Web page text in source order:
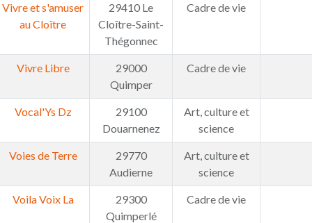
Vivre et s'amuser
au Cloître
29410 Le
Cloître-Saint-
Thégonnec
Cadre de vie
Vivre Libre
29000
Quimper
Cadre de vie
Vocal'Ys Dz
29100
Douarnenez
Art, culture et
science
Voies de Terre
29770
Audierne
Art, culture et
science
Voila Voix La
29300
Quimperlé
Cadre de vie